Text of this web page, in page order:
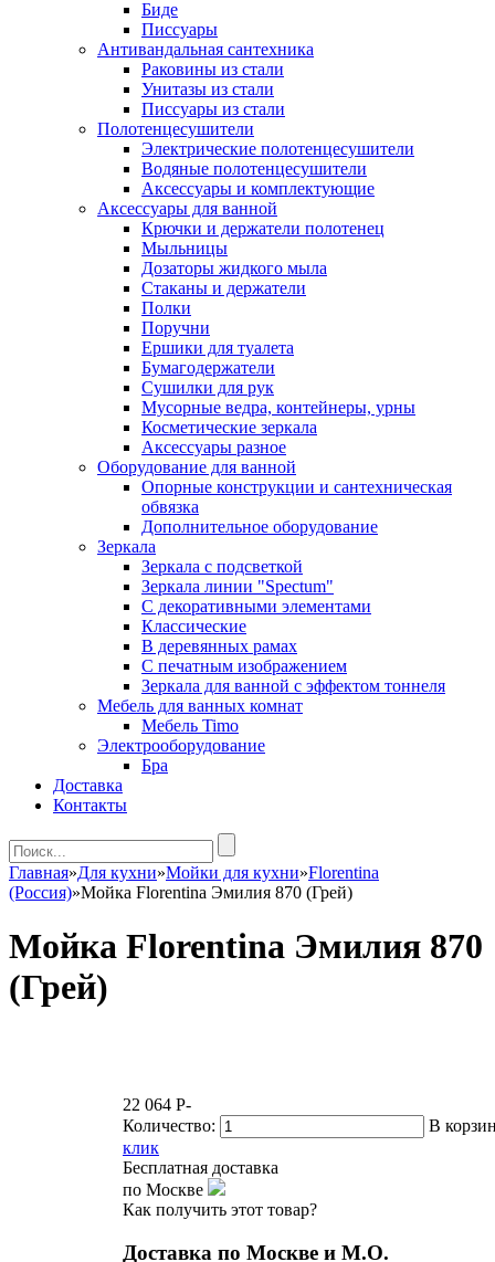
Биде
Писсуары
Антивандальная сантехника
Раковины из стали
Унитазы из стали
Писсуары из стали
Полотенцесушители
Электрические полотенцесушители
Водяные полотенцесушители
Аксессуары и комплектующие
Аксессуары для ванной
Крючки и держатели полотенец
Мыльницы
Дозаторы жидкого мыла
Стаканы и держатели
Полки
Поручни
Ершики для туалета
Бумагодержатели
Сушилки для рук
Мусорные ведра, контейнеры, урны
Косметические зеркала
Аксессуары разное
Оборудование для ванной
Опорные конструкции и сантехническая
обвязка
Дополнительное оборудование
Зеркала
Зеркала с подсветкой
Зеркала линии "Spectum"
С декоративными элементами
Классические
В деревянных рамах
С печатным изображением
Зеркала для ванной с эффектом тоннеля
Мебель для ванных комнат
Мебель Timo
Электрооборудование
Бра
Доставка
Контакты
Главная»Для кухни»Мойки для кухни»Florentina
(Россия)»Мойка Florentina Эмилия 870 (Грей)
Мойка Florentina Эмилия 870
(Грей)
22 064 P-
Количество:
В
клик
Бесплатная доставка
по Москве
Как получить этот товар?
Доставка по Москве и М.О.